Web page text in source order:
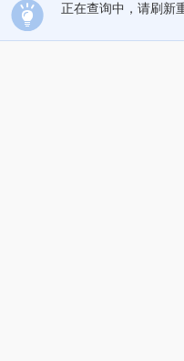
正在查询中，请刷新